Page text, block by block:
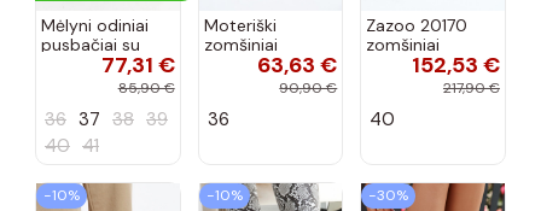
Mėlyni odiniai
pusbačiai su
dekoratyvine
sagtimi Taija
77,31 €
85,90 €
36 37 38 39
40 41
Moteriški
zomšiniai
mokasinai
Demela mėlynos
63,63 €
90,90 €
36
Zazoo 20170
zomšiniai
bateliai su
kulniukais smėlio
152,53 €
217,90 €
40
−10% −10% −30%